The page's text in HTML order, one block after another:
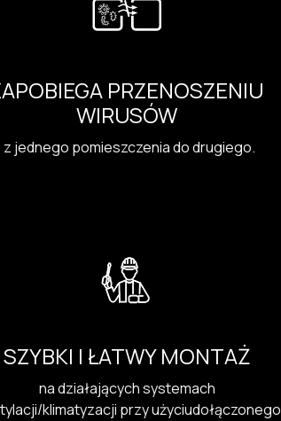
PRZENOSZENIU
WIRUSÓW
z jednego pomieszczenia do drugiego.
SZYBKI I ŁATWY MONTAŻ
na działających systemach
klimatyzacji przy użyciudołączonego